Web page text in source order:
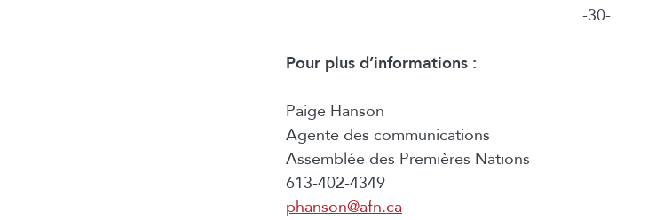
-30-
Pour plus d’informations :
Paige Hanson
Agente des communications
Assemblée des Premières Nations
613-402-4349
phanson@afn.ca